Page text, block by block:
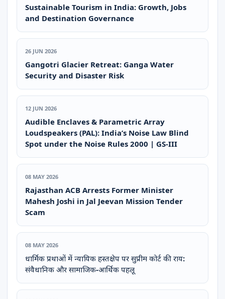
Sustainable Tourism in India: Growth, Jobs
and Destination Governance
26 JUN 2026
Gangotri Glacier Retreat: Ganga Water
Security and Disaster Risk
12 JUN 2026
Audible Enclaves & Parametric Array
Loudspeakers (PAL): India’s Noise Law Blind
Spot under the Noise Rules 2000 | GS-III
08 MAY 2026
Rajasthan ACB Arrests Former Minister
Mahesh Joshi in Jal Jeevan Mission Tender
Scam
08 MAY 2026
धार्मिक प्रथाओं में न्यायिक हस्तक्षेप पर सुप्रीम कोर्ट की राय:
संवैधानिक और सामाजिक-आर्थिक पहलू